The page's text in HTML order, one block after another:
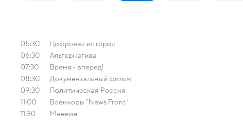
05:30
Цифровая история
06:30
Альтернатива
07:30
Время - вперед!
08:30
Документальный фильм
09:30
Политическая Россия
11:00
Военкоры "News Front"
11:30
Мнение